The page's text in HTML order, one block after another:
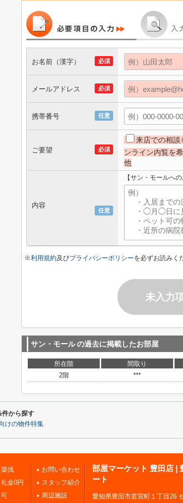
必須
お名前（漢字）
必須
メールアドレス
任意
携帯番号
必須
ご要望
来店での相談
ンライン内覧を
他
任意
内容
【サン・モールへ
※利用規約及びプライバシーポリシーを必ずお読みく
未入力
サン・モールの過去に掲載したお部屋
所在階 間取り
2階
***
件から探す
けの物件特集
浅
金0円
お問い合わせ
スタッフ紹介
周辺施設
部屋マーケット 豊田店 |
ート
愛知県豊田市若宮町１丁目26